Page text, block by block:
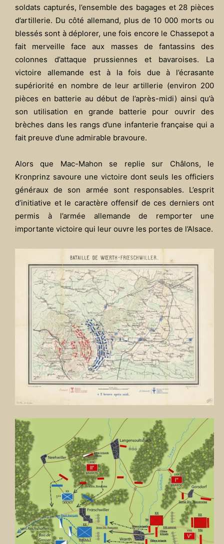
soldats capturés, l’ensemble des bagages et 28 pièces
d’artillerie. Du côté allemand, plus de 10 000 morts ou
blessés sont à déplorer, une fois encore le Chassepot a
fait merveille face aux masses de fantassins des
colonnes d’attaque prussiennes et bavaroises. La
victoire allemande est à la fois due à l’écrasante
supériorité en nombre de leur artillerie (environ 200
pièces en batterie au début de l’après-midi) ainsi qu’à
son utilisation en grande batterie pour ouvrir des
brèches dans les rangs d’une infanterie française qui a
fait preuve d’une admirable bravoure.
Alors que Mac-Mahon se replie sur Châlons, le
Kronprinz savoure une victoire dont seuls les officiers
généraux de son armée sont responsables. L’esprit
d’initiative et le caractère offensif de ces derniers ont
permis à l’armée allemande de remporter une
importante victoire qui leur ouvre les portes de l’Alsace.